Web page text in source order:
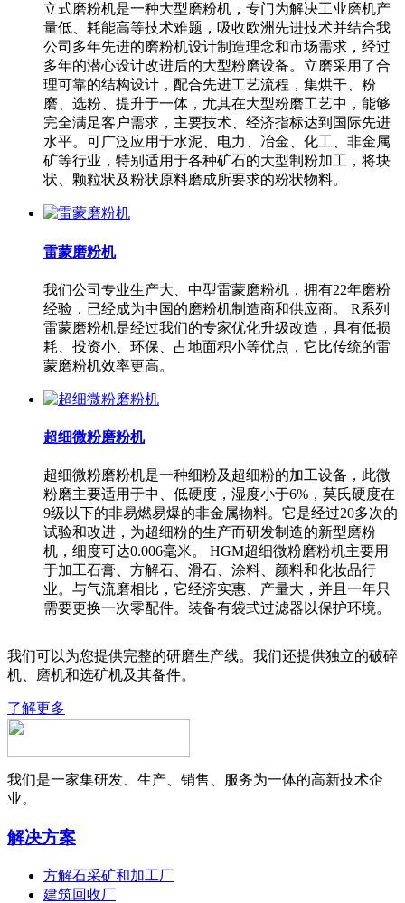
立式磨粉机是一种大型磨粉机，专门为解决工业磨机产
量低、耗能高等技术难题，吸收欧洲先进技术并结合我
公司多年先进的磨粉机设计制造理念和市场需求，经过
多年的潜心设计改进后的大型粉磨设备。立磨采用了合
理可靠的结构设计，配合先进工艺流程，集烘干、粉
磨、选粉、提升于一体，尤其在大型粉磨工艺中，能够
完全满足客户需求，主要技术、经济指标达到国际先进
水平。可广泛应用于水泥、电力、冶金、化工、非金属
矿等行业，特别适用于各种矿石的大型制粉加工，将块
状、颗粒状及粉状原料磨成所要求的粉状物料。
雷蒙磨粉机
我们公司专业生产大、中型雷蒙磨粉机，拥有22年磨粉
经验，已经成为中国的磨粉机制造商和供应商。 R系列
雷蒙磨粉机是经过我们的专家优化升级改造，具有低损
耗、投资小、环保、占地面积小等优点，它比传统的雷
蒙磨粉机效率更高。
超细微粉磨粉机
超细微粉磨粉机是一种细粉及超细粉的加工设备，此微
粉磨主要适用于中、低硬度，湿度小于6%，莫氏硬度在
9级以下的非易燃易爆的非金属物料。它是经过20多次的
试验和改进，为超细粉的生产而研发制造的新型磨粉
机，细度可达0.006毫米。 HGM超细微粉磨粉机主要用
于加工石膏、方解石、滑石、涂料、颜料和化妆品行
业。与气流磨相比，它经济实惠、产量大，并且一年只
需要更换一次零配件。装备有袋式过滤器以保护环境。
我们可以为您提供完整的研磨生产线。我们还提供独立的破碎
机、磨机和选矿机及其备件。
了解更多
我们是一家集研发、生产、销售、服务为一体的高新技术企
业。
解决方案
方解石采矿和加工厂
建筑回收厂